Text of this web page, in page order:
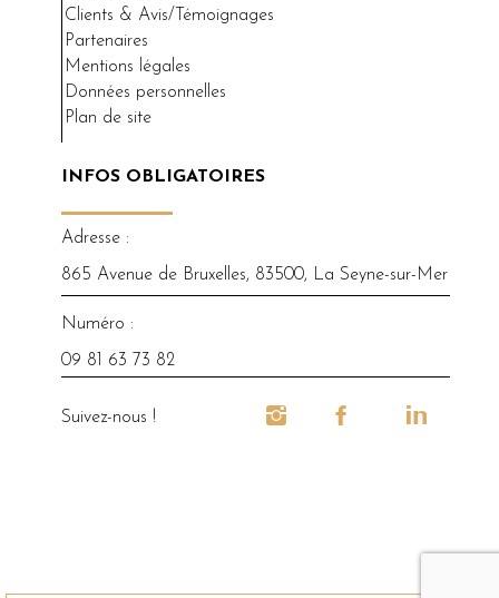
Clients & Avis/Témoignages
Partenaires
Mentions légales
Données personnelles
Plan de site
INFOS OBLIGATOIRES
Adresse :
865 Avenue de Bruxelles, 83500, La Seyne-sur-Mer
Numéro :
09 81 63 73 82
Suivez-nous !